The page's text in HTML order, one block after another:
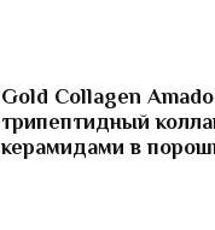
Gold Collagen
трипептидный
керамидами в